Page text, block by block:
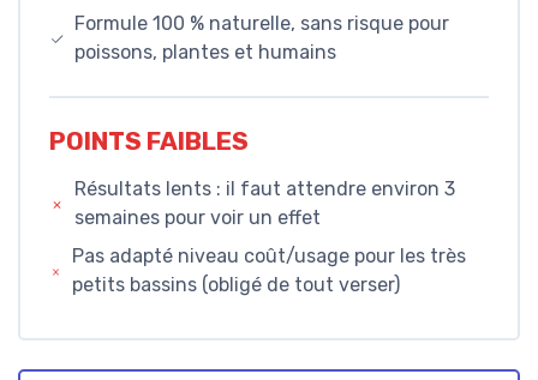
Formule 100 % naturelle, sans risque pour
poissons, plantes et humains
POINTS FAIBLES
Résultats lents : il faut attendre environ 3
semaines pour voir un effet
Pas adapté niveau coût/usage pour les très
petits bassins (obligé de tout verser)